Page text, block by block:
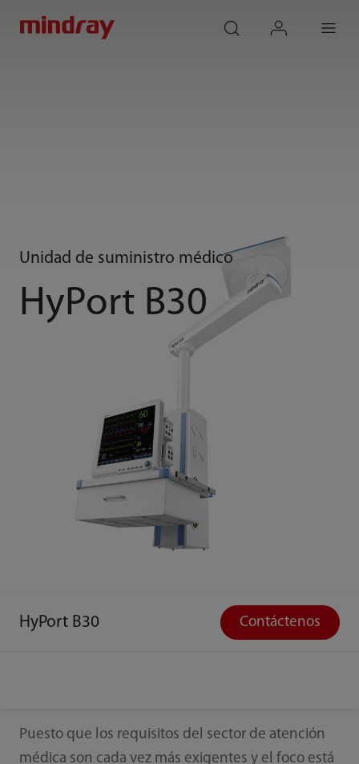
Unidad de suministro médico
HyPort B30
HyPort B30 Contáctenos
Puesto que los requisitos del sector de atención
médica son cada vez más exigentes y el foco está